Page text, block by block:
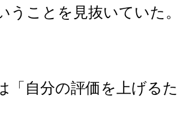
うことを見抜いていた
「自分の評価を上げる